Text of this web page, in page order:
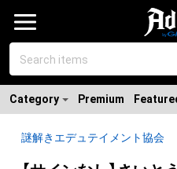
Category Premium
謎解きエデュテイメント協会